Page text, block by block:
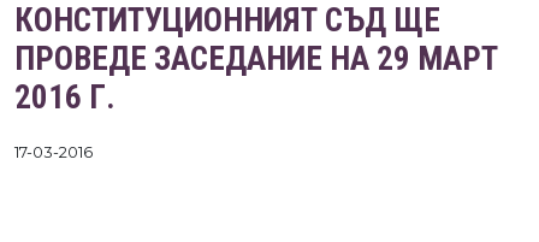
КОНСТИТУЦИОННИЯТ СЪД ЩЕ
ПРОВЕДЕ ЗАСЕДАНИЕ НА 29 МАРТ
2016 Г.
17-03-2016